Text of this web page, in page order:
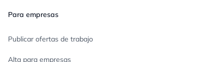
Para empresas
Publicar ofertas de trabajo
Alta para empresas